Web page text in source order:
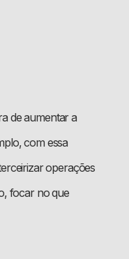
de aumentar a
com essa
operações
focar no que